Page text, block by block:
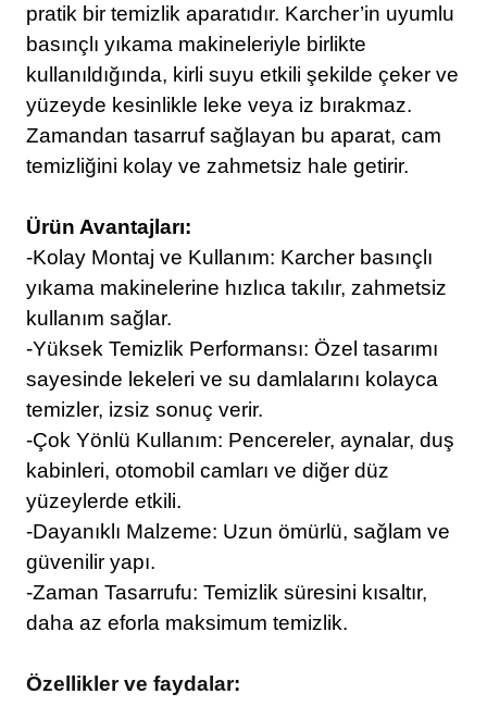
pratik bir temizlik aparatıdır. Karcher’in uyumlu
basınçlı yıkama makineleriyle birlikte
kullanıldığında, kirli suyu etkili şekilde çeker ve
yüzeyde kesinlikle leke veya iz bırakmaz.
Zamandan tasarruf sağlayan bu aparat, cam
temizliğini kolay ve zahmetsiz hale getirir.
Ürün Avantajları:
-Kolay Montaj ve Kullanım: Karcher basınçlı
yıkama makinelerine hızlıca takılır, zahmetsiz
kullanım sağlar.
-Yüksek Temizlik Performansı: Özel tasarımı
sayesinde lekeleri ve su damlalarını kolayca
temizler, izsiz sonuç verir.
-Çok Yönlü Kullanım: Pencereler, aynalar, duş
kabinleri, otomobil camları ve diğer düz
yüzeylerde etkili.
-Dayanıklı Malzeme: Uzun ömürlü, sağlam ve
güvenilir yapı.
-Zaman Tasarrufu: Temizlik süresini kısaltır,
daha az eforla maksimum temizlik.
Özellikler ve faydalar: